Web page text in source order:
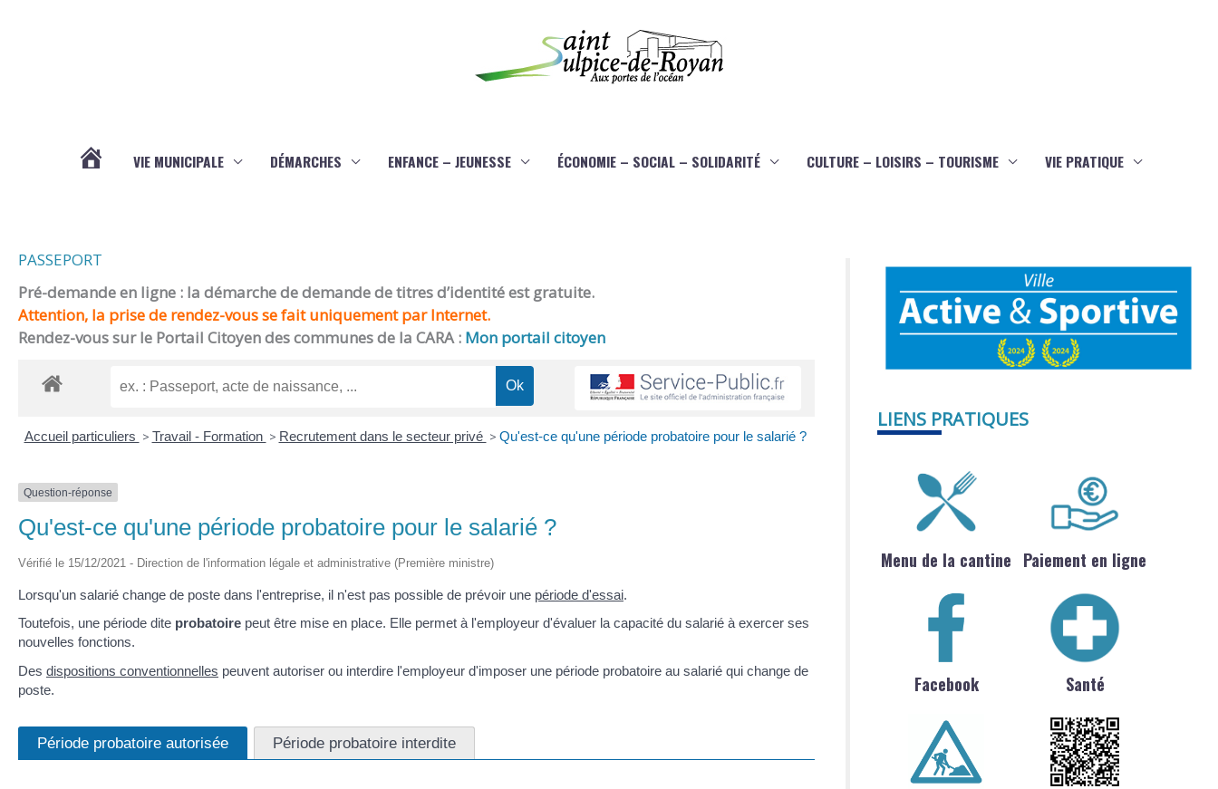
VIE MUNICIPALE DÉMARCHES ENFANCE – JEUNESSE ÉCONOMIE – SOCIAL – SOLIDARITÉ CULTURE – LOISIRS – TOURISME VIE PRATIQUE
PASSEPORT
Pré-demande en ligne : la démarche de demande de titres d’identité est gratuite.
Attention, la prise de rendez-vous se fait uniquement par Internet.
Rendez-vous sur le Portail Citoyen des communes de la CARA : Mon portail citoyen
Accueil particuliers > Travail - Formation > Recrutement dans le secteur privé > Qu'est-ce qu'une période probatoire pour le salarié ?
Question-réponse
Qu'est-ce qu'une période probatoire pour le salarié ?
Vérifié le 15/12/2021 - Direction de l'information légale et administrative (Première ministre)
Lorsqu'un salarié change de poste dans l'entreprise, il n'est pas possible de prévoir une période d'essai.
Toutefois, une période dite probatoire peut être mise en place. Elle permet à l'employeur d'évaluer la capacité du salarié à exercer ses
nouvelles fonctions.
Des dispositions conventionnelles peuvent autoriser ou interdire l'employeur d'imposer une période probatoire au salarié qui change de
poste.
Période probatoire autorisée Période probatoire interdite
LIENS PRATIQUES
Menu de la cantine Paiement en ligne
Facebook Santé